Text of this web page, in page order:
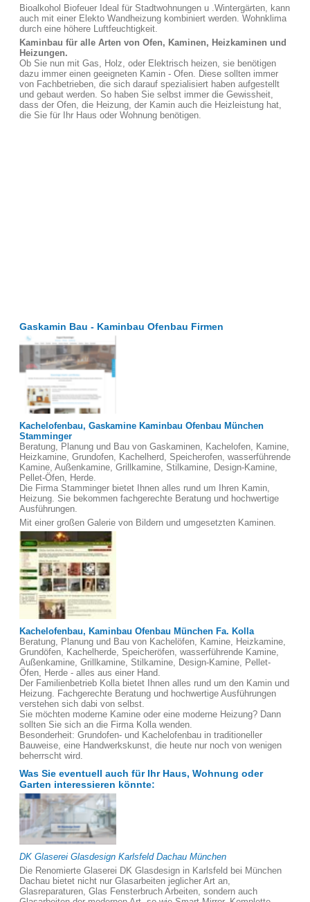
Bioalkohol Biofeuer Ideal für Stadtwohnungen u .Wintergärten, kann
auch mit einer Elekto Wandheizung kombiniert werden. Wohnklima
durch eine höhere Luftfeuchtigkeit.
Kaminbau für alle Arten von Ofen, Kaminen, Heizkaminen und
Heizungen.
Ob Sie nun mit Gas, Holz, oder Elektrisch heizen, sie benötigen
dazu immer einen geeigneten Kamin - Ofen. Diese sollten immer
von Fachbetrieben, die sich darauf spezialisiert haben aufgestellt
und gebaut werden. So haben Sie selbst immer die Gewissheit,
dass der Ofen, die Heizung, der Kamin auch die Heizleistung hat,
die Sie für Ihr Haus oder Wohnung benötigen.
Gaskamin Bau - Kaminbau Ofenbau Firmen
Kachelofenbau, Gaskamine Kaminbau Ofenbau München
Stamminger
Beratung, Planung und Bau von Gaskaminen, Kachelofen, Kamine,
Heizkamine, Grundofen, Kachelherd, Speicherofen, wasserführende
Kamine, Außenkamine, Grillkamine, Stilkamine, Design-Kamine,
Pellet-Öfen, Herde.
Die Firma Stamminger bietet Ihnen alles rund um Ihren Kamin,
Heizung. Sie bekommen fachgerechte Beratung und hochwertige
Ausführungen.
Mit einer großen Galerie von Bildern und umgesetzten Kaminen.
Kachelofenbau, Kaminbau Ofenbau München Fa. Kolla
Beratung, Planung und Bau von Kachelöfen, Kamine, Heizkamine,
Grundöfen, Kachelherde, Speicheröfen, wasserführende Kamine,
Außenkamine, Grillkamine, Stilkamine, Design-Kamine, Pellet-
Öfen, Herde - alles aus einer Hand.
Der Familienbetrieb Kolla bietet Ihnen alles rund um den Kamin und
Heizung. Fachgerechte Beratung und hochwertige Ausführungen
verstehen sich dabi von selbst.
Sie möchten moderne Kamine oder eine moderne Heizung? Dann
sollten Sie sich an die Firma Kolla wenden.
Besonderheit: Grundofen- und Kachelofenbau in traditioneller
Bauweise, eine Handwerkskunst, die heute nur noch von wenigen
beherrscht wird.
Was Sie eventuell auch für Ihr Haus, Wohnung oder
Garten interessieren könnte:
DK Glaserei Glasdesign Karlsfeld Dachau München
Die Renomierte Glaserei DK Glasdesign in Karlsfeld bei München
Dachau bietet nicht nur Glasarbeiten jeglicher Art an,
Glasreparaturen, Glas Fensterbruch Arbeiten, sondern auch